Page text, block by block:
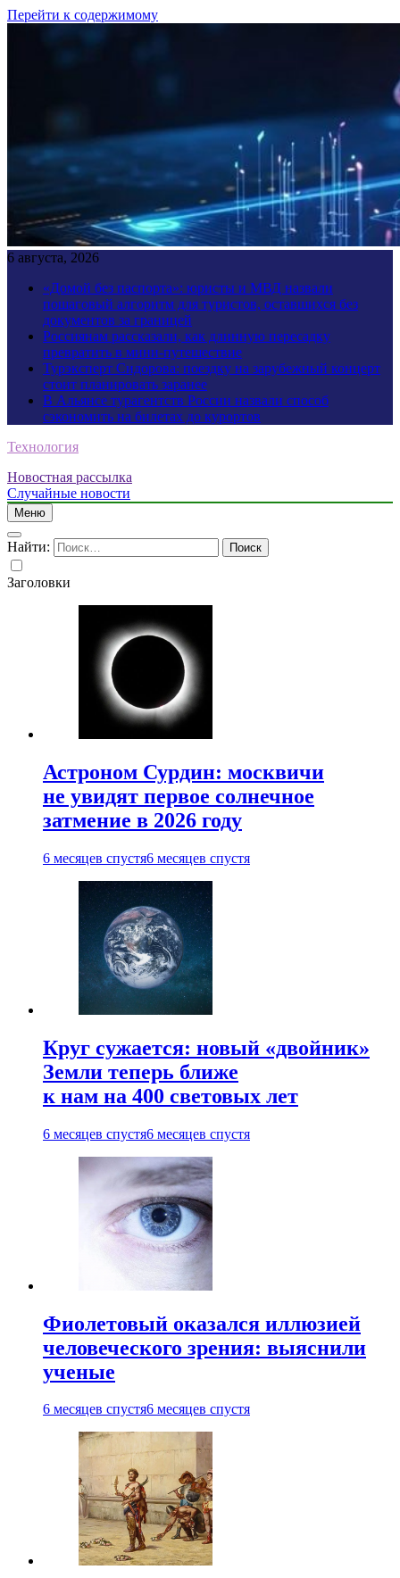
Перейти к содержимому
6 августа, 2026
«Домой без паспорта»: юристы и МВД назвали
пошаговый алгоритм для туристов, оставшихся без
документов за границей
Россиянам рассказали, как длинную пересадку
превратить в мини-путешествие
Турэксперт Сидорова: поездку на зарубежный концерт
стоит планировать заранее
В Альянсе турагентств России назвали способ
сэкономить на билетах до курортов
Технология
Новостная рассылка
Случайные новости
Меню
Найти:
Заголовки
Астроном Сурдин: москвичи
не увидят первое солнечное
затмение в 2026 году
6 месяцев спустя6 месяцев спустя
Круг сужается: новый «двойник»
Земли теперь ближе
к нам на 400 световых лет
6 месяцев спустя6 месяцев спустя
Фиолетовый оказался иллюзией
человеческого зрения: выяснили
ученые
6 месяцев спустя6 месяцев спустя